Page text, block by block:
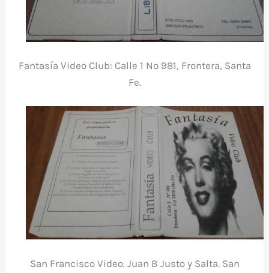
Fantasía Video Club: Calle 1 Nº 981, Frontera, Santa
Fe.
San Francisco Video. Juan B Justo y Salta. San